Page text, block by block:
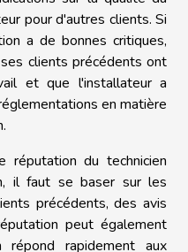
pour d'autres clients. Si
a de bonnes critiques,
clients précédents ont
et que l'installateur a
en matière
réputation du technicien
il faut se baser sur les
précédents, des avis
peut également
répond rapidement aux